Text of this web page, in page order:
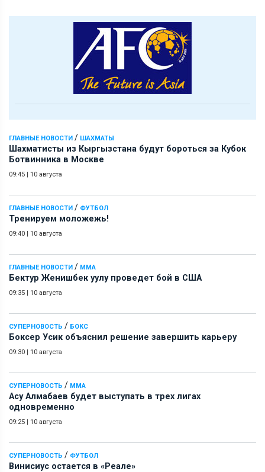
ГЛАВНЫЕ НОВОСТИ / ШАХМАТЫ
Шахматисты из Кыргызстана будут бороться за Кубок
Ботвинника в Москве
09:45 | 10 августа
ГЛАВНЫЕ НОВОСТИ / ФУТБОЛ
Тренируем моложежь!
09:40 | 10 августа
ГЛАВНЫЕ НОВОСТИ / ММА
Бектур Женишбек уулу проведет бой в США
09:35 | 10 августа
СУПЕРНОВОСТЬ / БОКС
Боксер Усик объяснил решение завершить карьеру
09:30 | 10 августа
СУПЕРНОВОСТЬ / ММА
Асу Алмабаев будет выступать в трех лигах
одновременно
09:25 | 10 августа
СУПЕРНОВОСТЬ / ФУТБОЛ
Винисиус остается в «Реале»